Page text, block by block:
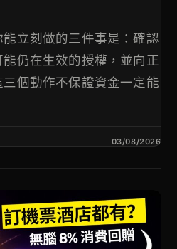
立刻做的三件事是：確認
仍在生效的授權，並向正
個動作不保證資金一定能
03/08/2026